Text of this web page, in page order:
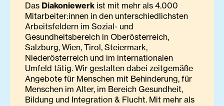
Das Diakoniewerk ist mit mehr als 4.000
Mitarbeiter:innen in den unterschiedlichsten
Arbeitsfeldern im Sozial- und
Gesundheitsbereich in Oberösterreich,
Salzburg, Wien, Tirol, Steiermark,
Niederösterreich und im internationalen
Umfeld tätig. Wir gestalten dabei zeitgemäße
Angebote für Menschen mit Behinderung, für
Menschen im Alter, im Bereich Gesundheit,
Bildung und Integration & Flucht. Mit mehr als